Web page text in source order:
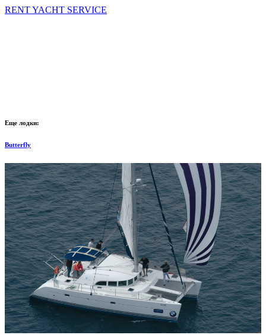
RENT YACHT SERVICE
Еще лодки:
Butterfly